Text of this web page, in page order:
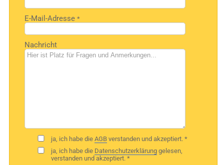
E-Mail-Adresse*
Nachricht
ja, ich habe dieAGB verstanden und akzeptiert. *
ja, ich habe die Datenschutzerklärung gelesen,
verstanden und akzeptiert. *